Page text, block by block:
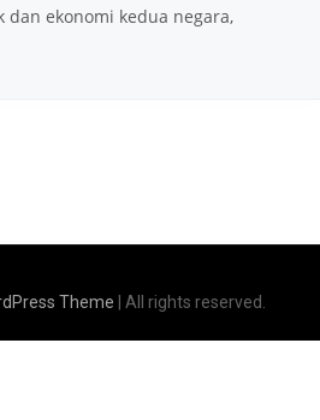
dan ekonomi kedua negara,
Theme | All rights reserved.